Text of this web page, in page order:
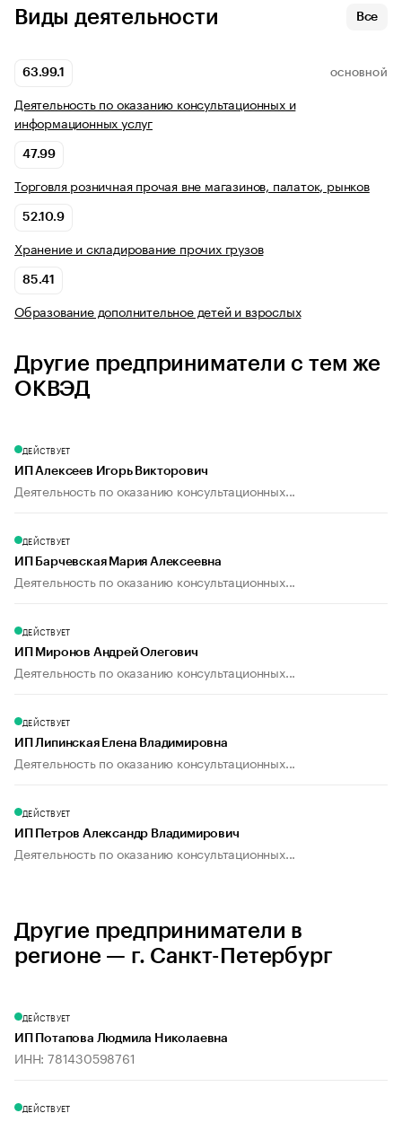
Виды деятельности Все
63.99.1 ОСНОВНОЙ
Деятельность по оказанию консультационных и
информационных услуг
47.99
Торговля розничная прочая вне магазинов, палаток, рынков
52.10.9
Хранение и складирование прочих грузов
85.41
Образование дополнительное детей и взрослых
Другие предприниматели с тем же
ОКВЭД
ДЕЙСТВУЕТ
ИП Алексеев Игорь Викторович
Деятельность по оказанию консультационных...
ДЕЙСТВУЕТ
ИП Барчевская Мария Алексеевна
Деятельность по оказанию консультационных...
ДЕЙСТВУЕТ
ИП Миронов Андрей Олегович
Деятельность по оказанию консультационных...
ДЕЙСТВУЕТ
ИП Липинская Елена Владимировна
Деятельность по оказанию консультационных...
ДЕЙСТВУЕТ
ИП Петров Александр Владимирович
Деятельность по оказанию консультационных...
Другие предприниматели в
регионе — г. Санкт-Петербург
ДЕЙСТВУЕТ
ИП Потапова Людмила Николаевна
ИНН: 781430598761
ДЕЙСТВУЕТ